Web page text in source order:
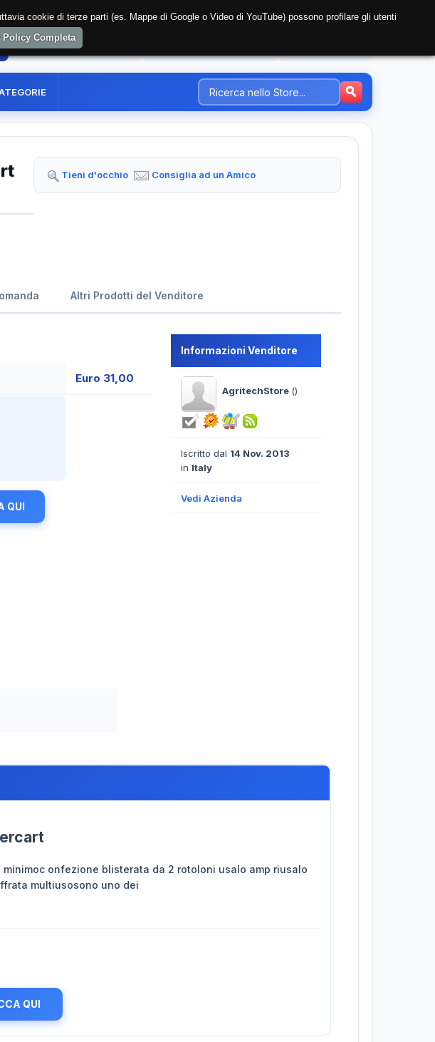
REGISTRAZIONE UTENTE
Tieni d'occhio Consiglia ad un Amico
Altri Prodotti del Venditore
Euro 31,00
QUI
Informazioni Venditore
AgritechStore ()
Iscritto dal 14 Nov. 2013
in Italy
Vedi Azienda
onfezione blisterata da 2 rotoloni usalo amp riusalo
multiusosono uno dei
QUI
cookie di terze parti (es. Mappe di Google o Video di YouTube) possono profilare gli utenti
Completa